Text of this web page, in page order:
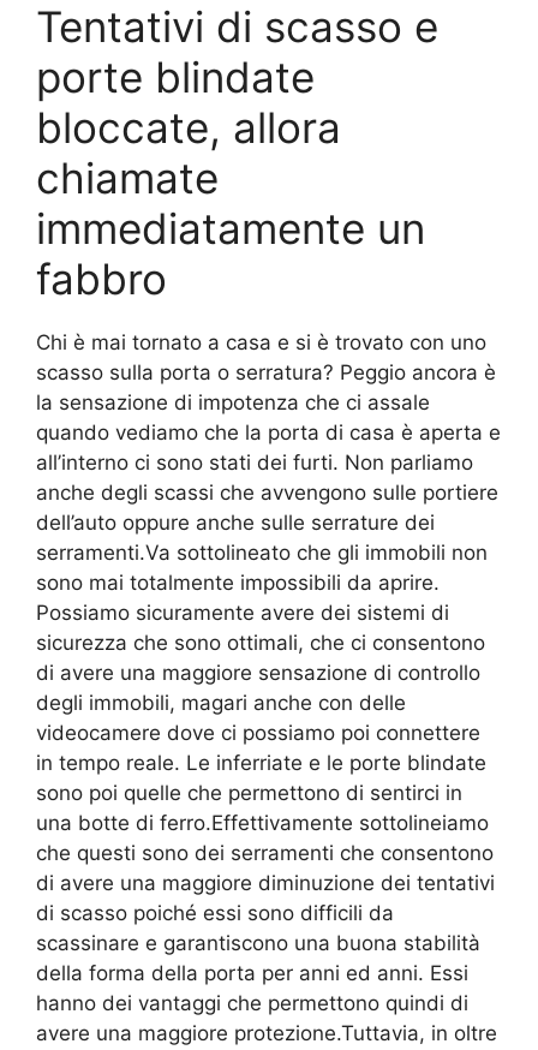
Tentativi di scasso e
porte blindate
bloccate, allora
chiamate
immediatamente un
fabbro
Chi è mai tornato a casa e si è trovato con uno
scasso sulla porta o serratura? Peggio ancora è
la sensazione di impotenza che ci assale
quando vediamo che la porta di casa è aperta e
all’interno ci sono stati dei furti. Non parliamo
anche degli scassi che avvengono sulle portiere
dell’auto oppure anche sulle serrature dei
serramenti.Va sottolineato che gli immobili non
sono mai totalmente impossibili da aprire.
Possiamo sicuramente avere dei sistemi di
sicurezza che sono ottimali, che ci consentono
di avere una maggiore sensazione di controllo
degli immobili, magari anche con delle
videocamere dove ci possiamo poi connettere
in tempo reale. Le inferriate e le porte blindate
sono poi quelle che permettono di sentirci in
una botte di ferro.Effettivamente sottolineiamo
che questi sono dei serramenti che consentono
di avere una maggiore diminuzione dei tentativi
di scasso poiché essi sono difficili da
scassinare e garantiscono una buona stabilità
della forma della porta per anni ed anni. Essi
hanno dei vantaggi che permettono quindi di
avere una maggiore protezione.Tuttavia, in oltre